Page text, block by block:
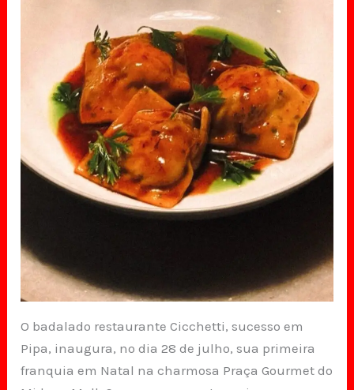
O badalado restaurante Cicchetti, sucesso em
Pipa, inaugura, no dia 28 de julho, sua primeira
franquia em Natal na charmosa Praça Gourmet do